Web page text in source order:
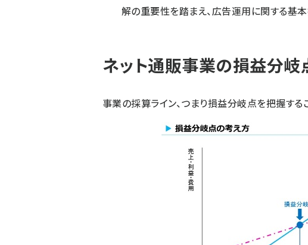
解の重要性を踏まえ、広告運用に関する基本
ネット通販事業の損益分岐
事業の採算ライン、つまり損益分岐点を把握する